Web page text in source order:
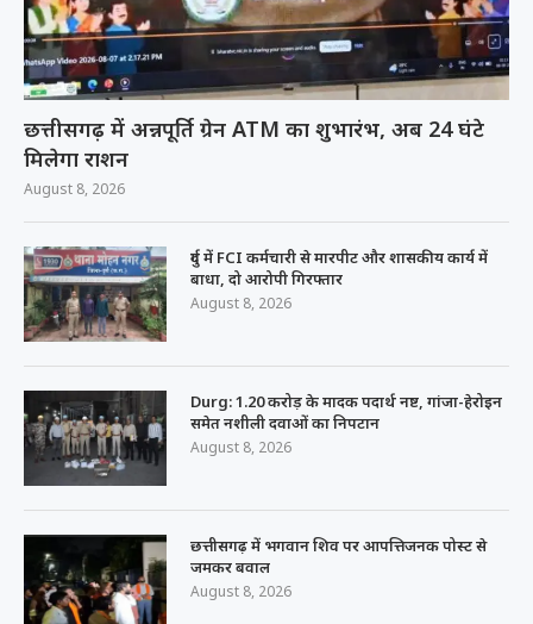
छत्तीसगढ़ में अन्नपूर्ति ग्रेन ATM का शुभारंभ, अब 24 घंटे
मिलेगा राशन
August 8, 2026
दुर्ग में FCI कर्मचारी से मारपीट और शासकीय कार्य में
बाधा, दो आरोपी गिरफ्तार
August 8, 2026
Durg: 1.20 करोड़ के मादक पदार्थ नष्ट, गांजा-हेरोइन
समेत नशीली दवाओं का निपटान
August 8, 2026
छत्तीसगढ़ में भगवान शिव पर आपत्तिजनक पोस्ट से
जमकर बवाल
August 8, 2026